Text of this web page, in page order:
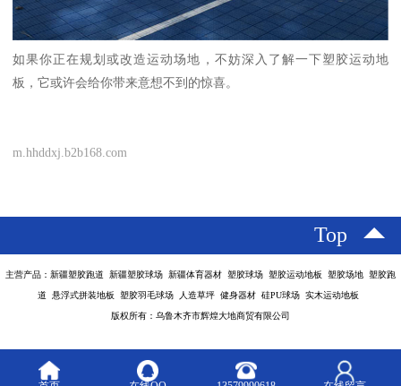
如果你正在规划或改造运动场地，不妨深入了解一下塑胶运动地
板，它或许会给你带来意想不到的惊喜。
m.hhddxj.b2b168.com
Top
主营产品：新疆塑胶跑道 新疆塑胶球场 新疆体育器材 塑胶球场 塑胶运动地板 塑胶场地 塑胶跑
道 悬浮式拼装地板 塑胶羽毛球场 人造草坪 健身器材 硅PU球场 实木运动地板
版权所有：乌鲁木齐市辉煌大地商贸有限公司